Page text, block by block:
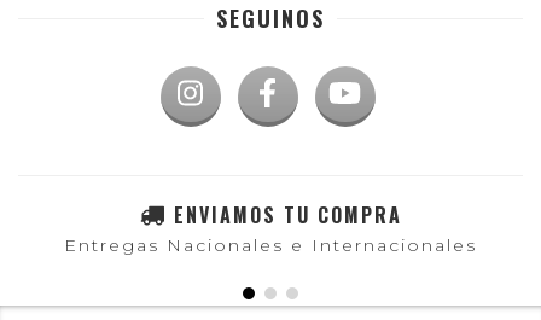
SEGUINOS
ENVIAMOS TU COMPRA
Entregas Nacionales e Internacionales